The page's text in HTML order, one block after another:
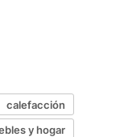
calefacción
y hogar